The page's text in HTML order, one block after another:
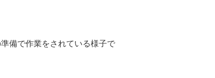
備で作業をされている様子で